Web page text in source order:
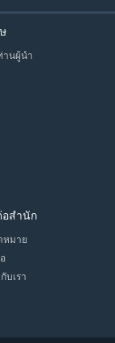
านผู้นำ
อสำนัก
หมาย
บเรา